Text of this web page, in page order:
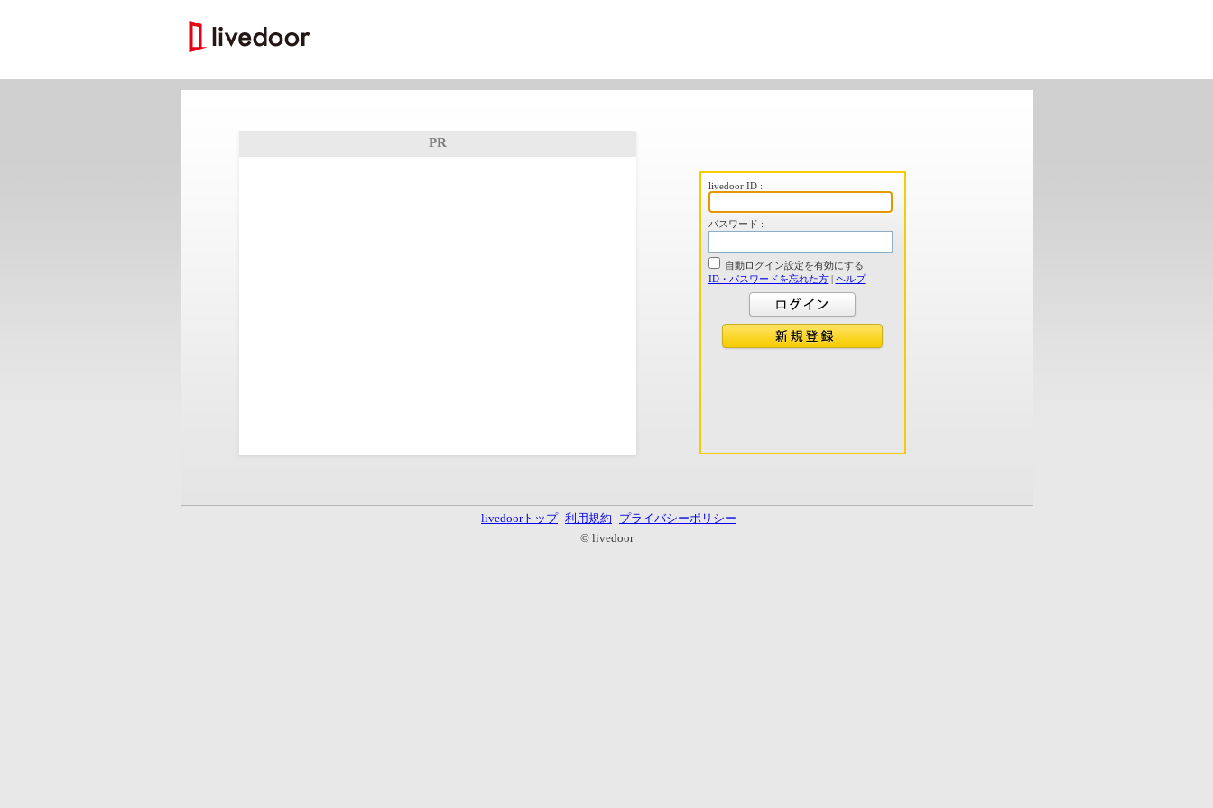
PR
livedoor ID :
パスワード :
自動ログイン設定を有効にする
ID・パスワードを忘れた方| ヘルプ
livedoorトップ 利用規約
プライバシーポリシー
© livedoor